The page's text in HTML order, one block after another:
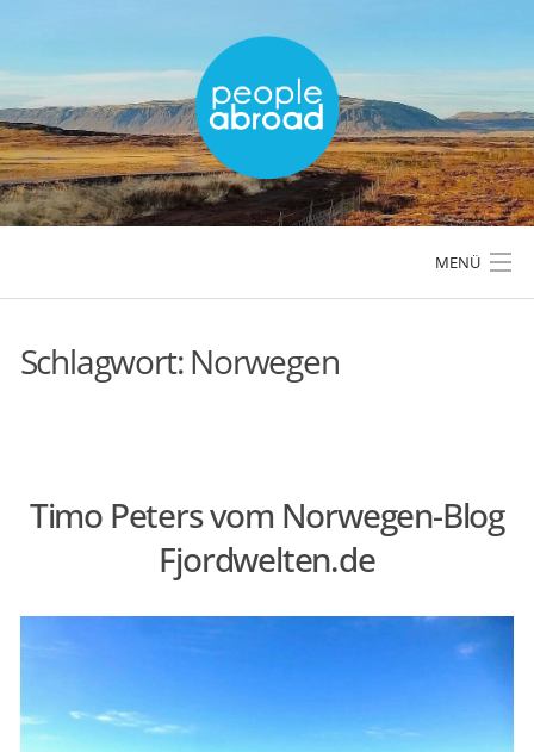
content
MENÜ
LÄNDER & REGIONEN
AKTIVREISEN & OUTDOOR
Schlagwort:Norwegen
Timo Peters vom Norwegen-Blog
Fjordwelten.de